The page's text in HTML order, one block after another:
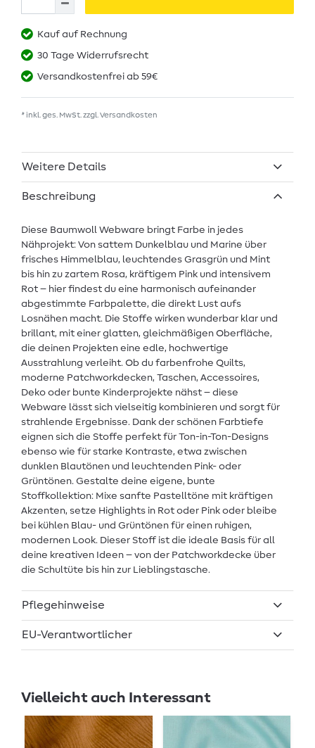
Kauf auf Rechnung
30 Tage Widerrufsrecht
Versandkostenfrei ab 59€
* inkl. ges. MwSt. zzgl. Versandkosten
Weitere Details
Beschreibung
Diese Baumwoll Webware bringt Farbe in jedes
Nähprojekt: Von sattem Dunkelblau und Marine über
frisches Himmelblau, leuchtendes Grasgrün und Mint
bis hin zu zartem Rosa, kräftigem Pink und intensivem
Rot – hier findest du eine harmonisch aufeinander
abgestimmte Farbpalette, die direkt Lust aufs
Losnähen macht. Die Stoffe wirken wunderbar klar und
brillant, mit einer glatten, gleichmäßigen Oberfläche,
die deinen Projekten eine edle, hochwertige
Ausstrahlung verleiht. Ob du farbenfrohe Quilts,
moderne Patchworkdecken, Taschen, Accessoires,
Deko oder bunte Kinderprojekte nähst – diese
Webware lässt sich vielseitig kombinieren und sorgt für
strahlende Ergebnisse. Dank der schönen Farbtiefe
eignen sich die Stoffe perfekt für Ton-in-Ton-Designs
ebenso wie für starke Kontraste, etwa zwischen
dunklen Blautönen und leuchtenden Pink- oder
Grüntönen. Gestalte deine eigene, bunte
Stoffkollektion: Mixe sanfte Pastelltöne mit kräftigen
Akzenten, setze Highlights in Rot oder Pink oder bleibe
bei kühlen Blau- und Grüntönen für einen ruhigen,
modernen Look. Dieser Stoff ist die ideale Basis für all
deine kreativen Ideen – von der Patchworkdecke über
die Schultüte bis hin zur Lieblingstasche.
Pflegehinweise
EU-Verantwortlicher
Vielleicht auch Interessant